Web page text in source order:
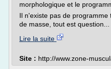
morphologique et le
Il n'existe pas de
de masse, tout est question...
Lire la suite
Site : http://www.zone-